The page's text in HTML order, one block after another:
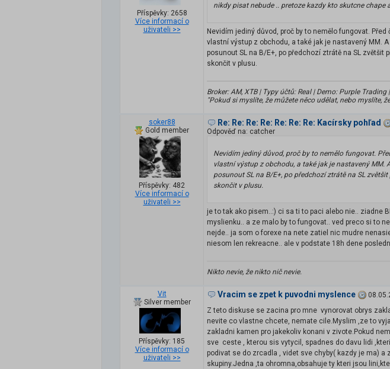
Příspěvky: 2658
Více informací o
uživateli >>
nikdy pisat nebude .. pretoze kazdy kto skutcne
Nevidím jediný důvod, proč by to nemělo fungovat.
vlastní výstup z obchodu, a také jak je nastavený MM.
posunout SL na B/E+, po předchozí ztrátě na SL
skončit v plusu.
Broker: AM, XTB | Typy účtů: Real | Demo: Purple
"Pokud si myslíte, že můžete něco udělat, nebo myslíte,
soker88
Gold member
Příspěvky: 482
Více informací o
uživateli >>
Re: Re: Re: Re: Re: Re: Re: Kacírsky pohľad
Odpověď na: catcher
Nevidím jediný důvod, proč by to nemělo fungovat.
vlastní výstup z obchodu, a také jak je nastavený
posunout SL na B/E+, po předchozí ztrátě na SL
skončit v plusu.
je to tak ako pisem..:) ci sa ti to paci alebo nie.. ziadne
myslienku.. a ze malo by to fungovat.. ved preco si to
nejde.. ja som o forexe na nete zatiel nic mudre
niesom len rekreacne.. ale v podstate 18h dene
Nikto nevie, že nikto nič nevie.
Vit
Silver member
Příspěvky: 185
Více informací o
uživateli >>
Vracim se zpet k puvodni myslence
Z teto diskuse se zacina pro mne vynorovat obrys
nevite co vlastne chcete, nemate cile.Myslim ,ze to
zakladni kamen pro jakekoliv konani v zivote.Pokud
sve ceste , kterou sis vytycil, spadnes do davu lidi
podivat se do zrcadla , videt sve chyby( kazdy je ma)
skupiny.Jedna ,ta ohromna,obsahuje ty kteri jsou